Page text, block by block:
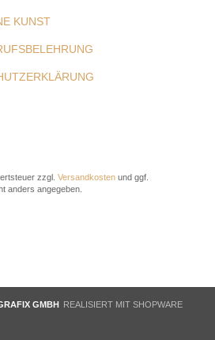
KUNST
zzgl. Versandkosten und ggf.
anders angegeben.
GMBH REALISIERT MIT SHOPWARE